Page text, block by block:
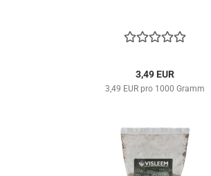
3,49 EUR
3,49 EUR pro 1000 Gramm